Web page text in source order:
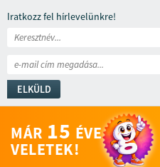
Iratkozz fel hírlevelünkre!
ELKÜLD
MÁR 15 ÉVE
VELETEK!